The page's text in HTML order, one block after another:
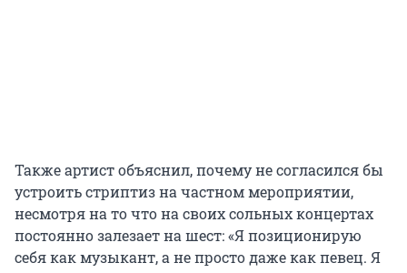
Также артист объяснил, почему не согласился бы
устроить стриптиз на частном мероприятии,
несмотря на то что на своих сольных концертах
постоянно залезает на шест: «Я позиционирую
себя как музыкант, а не просто даже как певец. Я